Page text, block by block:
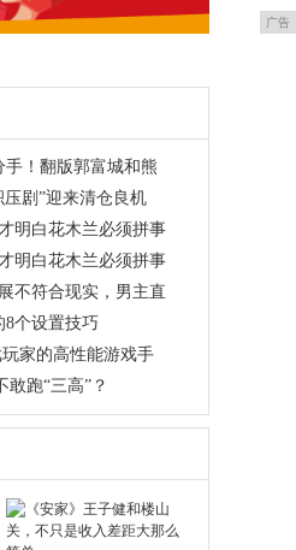
广告
！翻版郭富城和熊
剧”迎来清仓良机
明白花木兰必须拼事
明白花木兰必须拼事
不符合现实，男主直
8个设置技巧
家的高性能游戏手
敢跑“三高”？